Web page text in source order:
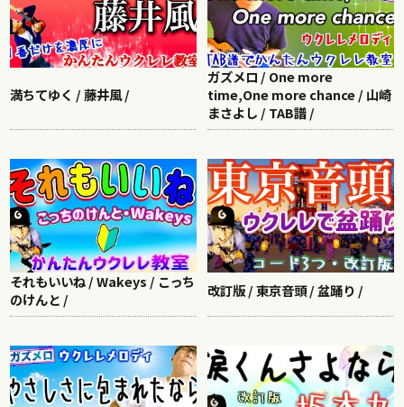
満ちてゆく / 藤井風 /
ガズメロ / One more
time,One more chance / 山崎
まさよし / TAB譜 /
それもいいね / Wakeys / こっち
のけんと /
改訂版 / 東京音頭 / 盆踊り /